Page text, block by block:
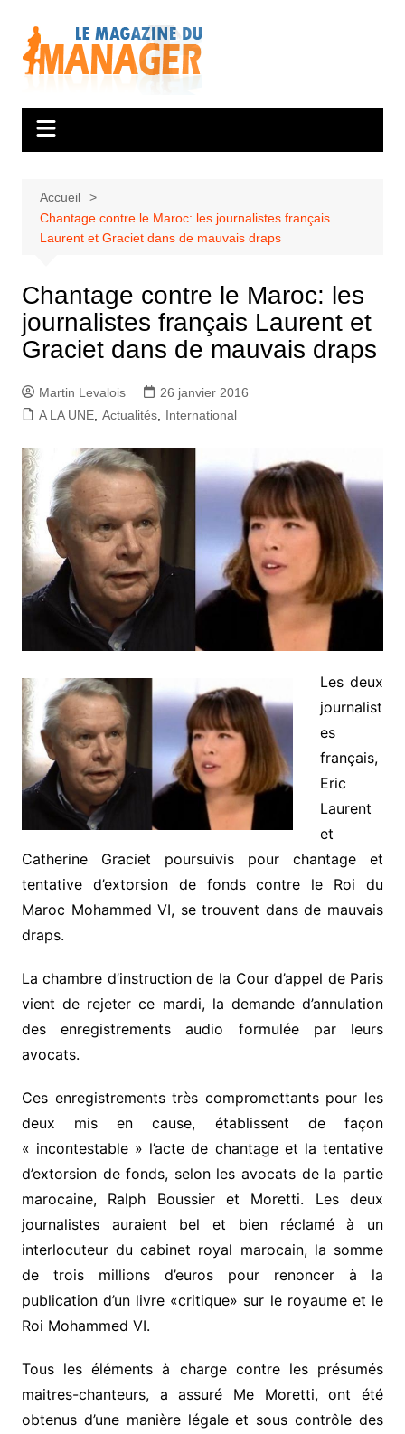
contenu
Accueil
Chantage contre le Maroc: les journalistes français
Laurent et Graciet dans de mauvais draps
Chantage contre le Maroc: les
journalistes français Laurent et
Graciet dans de mauvais draps
Martin Levalois
26 janvier 2016
A LA UNE, Actualités, International
Les deux
journalist
es
français,
Eric
Laurent
et
Catherine Graciet poursuivis pour chantage et
tentative d’extorsion de fonds contre le Roi du
Maroc Mohammed VI, se trouvent dans de mauvais
draps.
La chambre d’instruction de la Cour d’appel de Paris
vient de rejeter ce mardi, la demande d’annulation
des enregistrements audio formulée par leurs
avocats.
Ces enregistrements très compromettants pour les
deux mis en cause, établissent de façon
« incontestable » l’acte de chantage et la tentative
d’extorsion de fonds, selon les avocats de la partie
marocaine, Ralph Boussier et Moretti. Les deux
journalistes auraient bel et bien réclamé à un
interlocuteur du cabinet royal marocain, la somme
de trois millions d’euros pour renoncer à la
publication d’un livre «critique» sur le royaume et le
Roi Mohammed VI.
Tous les éléments à charge contre les présumés
maitres-chanteurs, a assuré Me Moretti, ont été
obtenus d’une manière légale et sous contrôle des